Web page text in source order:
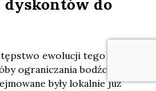
dyskontów do
ewolucji tego trendu
ograniczania bodźców
były lokalnie już